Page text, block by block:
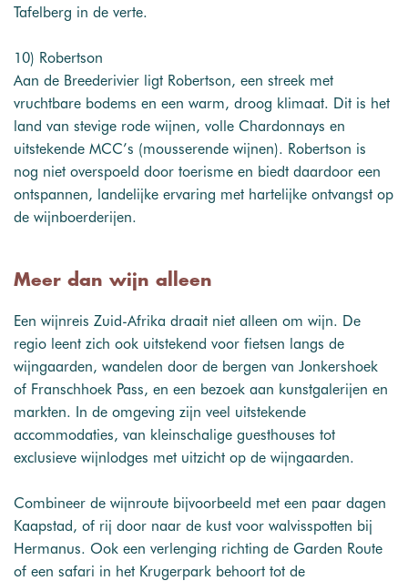
Tafelberg in de verte.
10) Robertson
Aan de Breederivier ligt Robertson, een streek met
vruchtbare bodems en een warm, droog klimaat. Dit is het
land van stevige rode wijnen, volle Chardonnays en
uitstekende MCC’s (mousserende wijnen). Robertson is
nog niet overspoeld door toerisme en biedt daardoor een
ontspannen, landelijke ervaring met hartelijke ontvangst op
de wijnboerderijen.
Meer dan wijn alleen
Een wijnreis Zuid-Afrika draait niet alleen om wijn. De
regio leent zich ook uitstekend voor fietsen langs de
wijngaarden, wandelen door de bergen van Jonkershoek
of Franschhoek Pass, en een bezoek aan kunstgalerijen en
markten. In de omgeving zijn veel uitstekende
accommodaties, van kleinschalige guesthouses tot
exclusieve wijnlodges met uitzicht op de wijngaarden.
Combineer de wijnroute bijvoorbeeld met een paar dagen
Kaapstad, of rij door naar de kust voor walvisspotten bij
Hermanus. Ook een verlenging richting de Garden Route
of een safari in het Krugerpark behoort tot de